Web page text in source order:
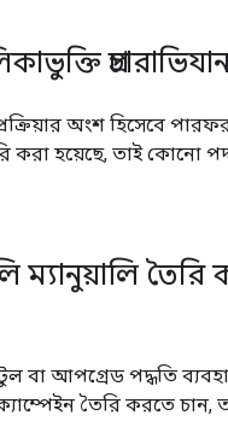
অংশ হিসেবে
করা হয়েছে, তাই কোনো
ম্যানুয়ালি
বা আপগ্রেড পদ্ধতি
ক্যাম্পেইন তৈরি করতে